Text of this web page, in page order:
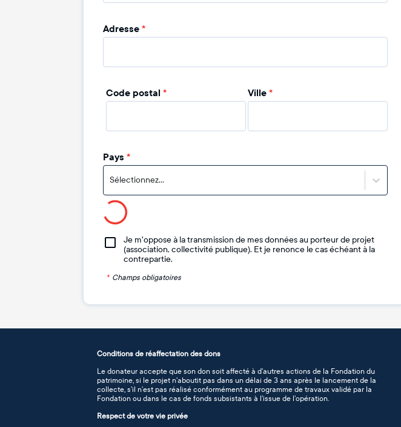
Adresse*
Code postal * Ville*
Pays *
Sélectionnez...
Je m'oppose à la transmission de mes données au porteur de projet
(association, collectivité publique). Et je renonce le cas échéant à la
contrepartie.
* Champs obligatoires
Conditions de réaffectation des dons
Le donateur accepte que son don soit affecté à d’autres actions de la Fondation du
patrimoine, si le projet n’aboutit pas dans un délai de 3 ans après le lancement de la
collecte, s’il n’est pas réalisé conformément au programme de travaux validé par la
Fondation ou dans le cas de fonds subsistants à l’issue de l’opération.
Respect de votre vie privée